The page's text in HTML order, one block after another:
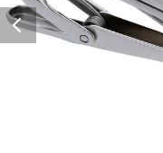
Previous